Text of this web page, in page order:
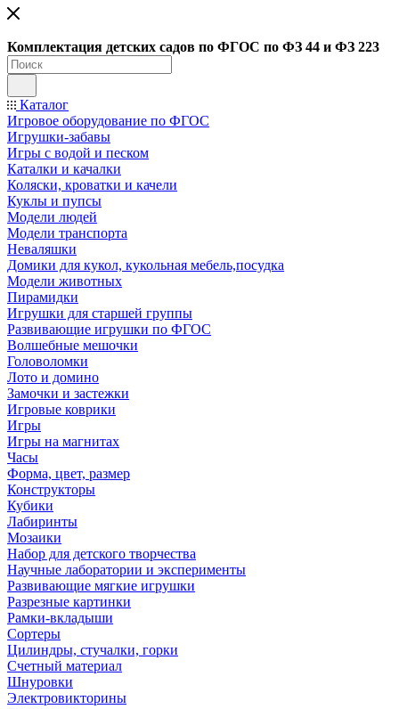
Комплектация детских садов по ФГОC по ФЗ 44 и ФЗ 223
Каталог
Игровое оборудование по ФГОС
Игрушки-забавы
Игры с водой и песком
Каталки и качалки
Коляски, кроватки и качели
Куклы и пупсы
Модели людей
Модели транспорта
Неваляшки
Домики для кукол, кукольная мебель,посудка
Модели животных
Пирамидки
Игрушки для старшей группы
Развивающие игрушки по ФГОС
Волшебные мешочки
Головоломки
Лото и домино
Замочки и застежки
Игровые коврики
Игры
Игры на магнитах
Часы
Форма, цвет, размер
Конструкторы
Кубики
Лабиринты
Мозаики
Набор для детского творчества
Научные лаборатории и эксперименты
Развивающие мягкие игрушки
Разрезные картинки
Рамки-вкладыши
Сортеры
Цилиндры, стучалки, горки
Счетный материал
Шнуровки
Электровикторины